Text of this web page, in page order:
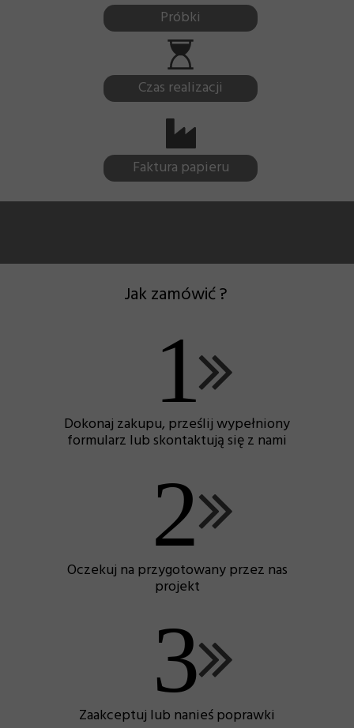
Zaakceptuj lub nanieś poprawki
3
Oczekuj na przygotowany przez nas
projekt
2
Dokonaj zakupu, prześlij wypełniony
formularz lub skontaktują się z nami
1
Jak zamówić ?
Faktura papieru
Próbki
Czas realizacji